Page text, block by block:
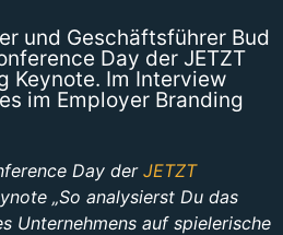
und Geschäftsführer Bud
Day der JETZT
Keynote. Im Interview
im Employer Branding
Day der JETZT
„So analysierst Du das
Unternehmens auf spielerische